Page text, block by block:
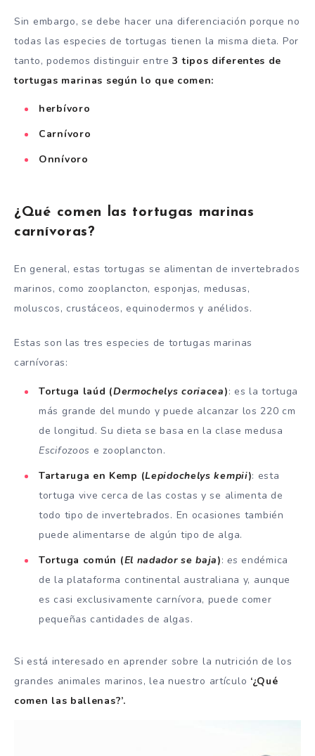
Sin embargo, se debe hacer una diferenciación porque no
todas las especies de tortugas tienen la misma dieta. Por
tanto, podemos distinguir entre 3 tipos diferentes de
tortugas marinas según lo que comen:
herbívoro
Carnívoro
Onnívoro
¿Qué comen las tortugas marinas
carnívoras?
En general, estas tortugas se alimentan de invertebrados
marinos, como zooplancton, esponjas, medusas,
moluscos, crustáceos, equinodermos y anélidos.
Estas son las tres especies de tortugas marinas
carnívoras:
Tortuga laúd (Dermochelys coriacea): es la tortuga
más grande del mundo y puede alcanzar los 220 cm
de longitud. Su dieta se basa en la clase medusa
Escifozoos e zooplancton.
Tartaruga en Kemp (Lepidochelys kempii): esta
tortuga vive cerca de las costas y se alimenta de
todo tipo de invertebrados. En ocasiones también
puede alimentarse de algún tipo de alga.
Tortuga común (El nadador se baja): es endémica
de la plataforma continental australiana y, aunque
es casi exclusivamente carnívora, puede comer
pequeñas cantidades de algas.
Si está interesado en aprender sobre la nutrición de los
grandes animales marinos, lea nuestro artículo ‘¿Qué
comen las ballenas?’.